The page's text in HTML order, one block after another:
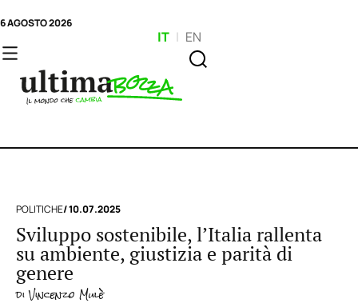
6 AGOSTO 2026
IT | EN
POLITICHE/ 10.07.2025
Sviluppo sostenibile, l’Italia rallenta
su ambiente, giustizia e parità di
genere
diVincenzo Mulè